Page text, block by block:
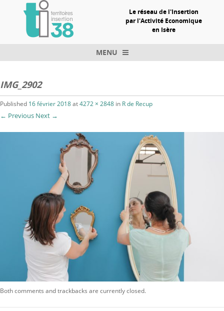
Le réseau de l'Insertion
par l'Activité Economique
en Isère
MENU
IMG_2902
Published 16 février 2018at4272 × 2848 in R de Recup
← Previous Next →
Both comments and trackbacks are currently closed.